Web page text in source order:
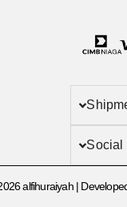
Social
alfihuraiyah |